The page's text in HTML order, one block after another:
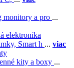
monitory a pro ...
elektronika
Smart h ... viac
kity a boxy ...